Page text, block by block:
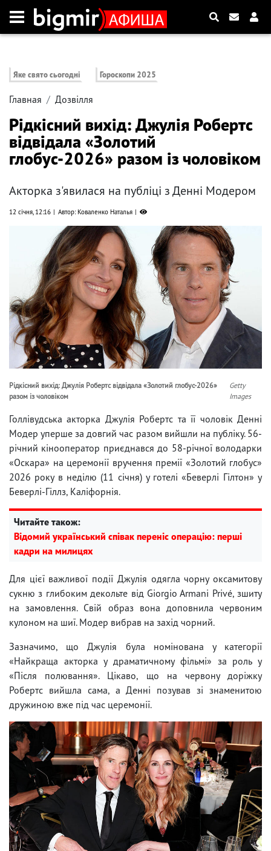
Яке свято сьогодні Гороскопи 2025
Главная Дозвілля
Рідкісний вихід: Джулія Робертс
відвідала «Золотий
глобус-2026» разом із чоловіком
Акторка з'явилася на публіці з Денні Модером
12 січня, 12:16 Автор: Коваленко Наталья
Рідкісний вихід: Джулія Робертс відвідала «Золотий глобус-2026»
разом із чоловіком
Getty
Images
Голлівудська акторка Джулія Робертс та її чоловік Денні
Модер уперше за довгий час разом вийшли на публіку. 56-
річний кінооператор приєднався до 58-річної володарки
«Оскара» на церемонії вручення премії «Золотий глобус»
2026 року в неділю (11 січня) у готелі «Беверлі Гілтон» у
Беверлі-Гіллз, Каліфорнія.
Читайте також:
Відомий український співак переніс операцію: перші
кадри на милицях
Для цієї важливої ​​події Джулія одягла чорну оксамитову
сукню з глибоким декольте від Giorgio Armani Privé, зшиту
на замовлення. Свій образ вона доповнила червоним
кулоном на шиї. Модер вибрав на захід чорний.
Зазначимо, що Джулія була номінована у категорії
«Найкраща акторка у драматичному фільмі» за роль у
«Після полювання». Цікаво, що на червону доріжку
Робертс вийшла сама, а Денні позував зі знаменитою
дружиною вже під час церемонії.